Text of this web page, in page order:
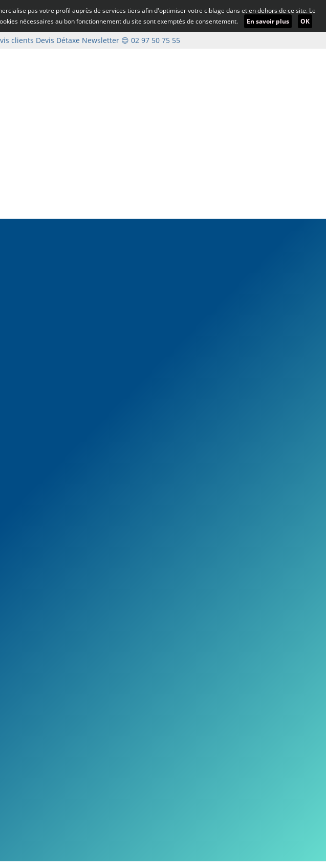
pas votre profil auprès de services tiers afin d'optimiser votre ciblage dans et en dehors de ce site. Le
nécessaires au bon fonctionnement du site sont exemptés de consentement.
En savoir plus OK
clients Devis Détaxe Newsletter 😊 02 97 50 75 55